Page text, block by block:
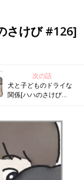
さけび #126]
次の話
犬と子どものドライな
関係[ハハのさけび